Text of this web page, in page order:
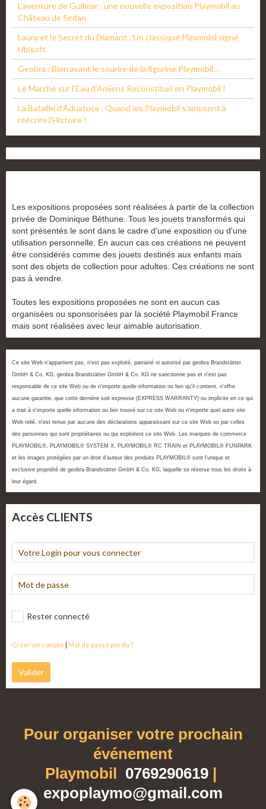
L'aventure de Guilmar : une nouvelle exposition Playmobil au
Château de Sedan
Laura et le Secret du Diamant : Un classique Playmobil signé
Ubisoft
Geobra : Bien avant le sourire de la figurine Playmobil...
Le Marché sur l'Eau d'Amiens Reconstitué en Playmobil !
La Bataille d'Aduatuca : Quand les Playmobil s'amusent à
réécrire l'Histoire !
Les expositions proposées sont réalisées à partir de la collection
privée de Dominique Béthune. Tous les jouets transformés qui
sont présentés le sont dans le cadre d'une exposition ou d'une
utilisation personnelle. En aucun cas ces créations ne peuvent
être considérés comme des jouets destinés aux enfants mais
sont des objets de collection pour adultes. Ces créations ne sont
pas à vendre.
Toutes les expositions proposées ne sont en aucun cas
organisées ou sponsorisées par la société Playmobil France
mais sont réalisées avec leur aimable autorisation.
Ce site Web n'appartient pas, n'est pas exploité, parrainé ni autorisé par geobra Brandstätter
GmbH & Co. KG. geobra Brandstätter GmbH & Co. KG ne sanctionne pas et n'est pas
responsable de ce site Web ou de n'importe quelle information ou lien qu'il contient, n'offre
aucune garantie, que cette dernière soit expresse (EXPRESS WARRANTY) ou implicite en ce qui
a trait à n'importe quelle information ou lien trouvé sur ce site Web ou n'importe quel autre site
Web relié, n'est tenue par aucune des déclarations apparaissant sur ce site Web ou par celles
des personnes qui sont propriétaires ou qui exploitent ce site Web. Les marques de commerce
PLAYMOBIL®, PLAYMOBIL® SYSTEM X, PLAYMOBIL® RC TRAIN et PLAYMOBIL® FUNPARK
et les images protégées par un droit d'auteur des produits PLAYMOBIL® sont l'unique et
exclusive propriété de geobra Brandstätter GmbH & Co. KG, laquelle se réserve tous les droits à
leur égard.
Accès CLIENTS
Rester connecté
Créer un compte Mot de passe perdu ?
Valider
Pour organiser votre prochain
événement
Playmobil 0769290619 |
expoplaymo@gmail.com